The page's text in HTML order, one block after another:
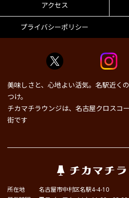
アクセス
プライバシーポリシー
美味しさと、心地よい活気。名駅近く
つけ。
チカマチラウンジは、名古屋クロスコ
街です
所在地
名古屋市中村区名駅4-4-10